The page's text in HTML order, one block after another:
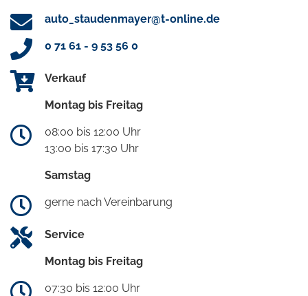
auto_staudenmayer@t-online.de
0 71 61 - 9 53 56 0
Verkauf
Montag bis Freitag
08:00 bis 12:00 Uhr
13:00 bis 17:30 Uhr
Samstag
gerne nach Vereinbarung
Service
Montag bis Freitag
07:30 bis 12:00 Uhr